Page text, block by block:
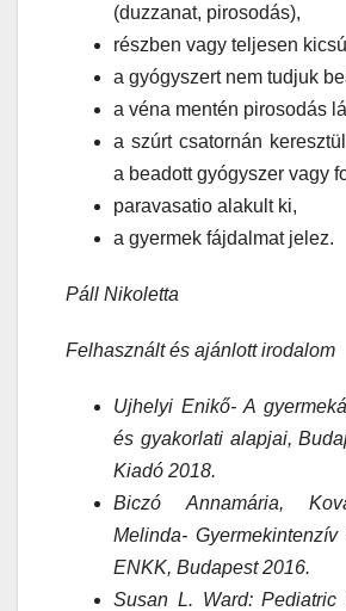
(duzzanat, pirosodás),
részben vagy teljesen
a gyógyszert nem tudjuk
a véna mentén pirosodás
a szúrt csatornán
a beadott gyógyszer vagy
paravasatio alakult ki,
a gyermek fájdalmat jelez.
Páll Nikoletta
Felhasznált és ajánlott irodalom
Ujhelyi Enikő- A
és gyakorlati alapjai,
Kiadó 2018.
Biczó Annamária,
Melinda- Gyermekintenzív
ENKK, Budapest 2016.
Susan L. Ward: Pediatric